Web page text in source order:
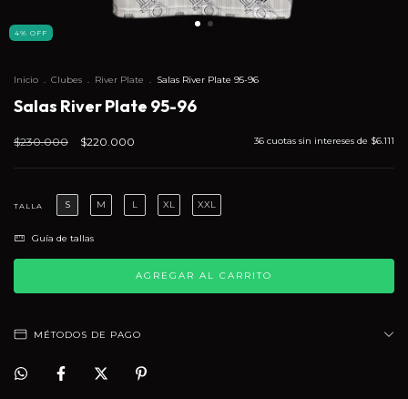
4% OFF
Inicio . Clubes . River Plate . Salas River Plate 95-96
Salas River Plate 95-96
$230.000 $220.000 36 cuotas sin intereses de $6.111
TALLA S M L XL XXL
Guía de tallas
MÉTODOS DE PAGO